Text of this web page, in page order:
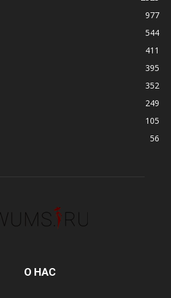
977
544
411
395
352
249
105
56
О НАС